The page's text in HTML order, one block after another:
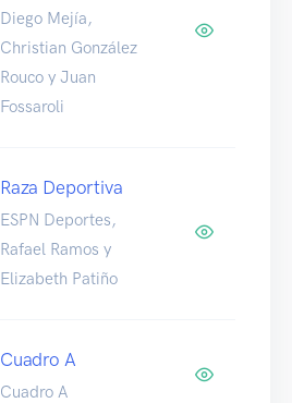
Diego Mejía,
Christian González
Rouco y Juan
Fossaroli
Raza Deportiva
ESPN Deportes,
Rafael Ramos y
Elizabeth Patiño
Cuadro A
Cuadro A